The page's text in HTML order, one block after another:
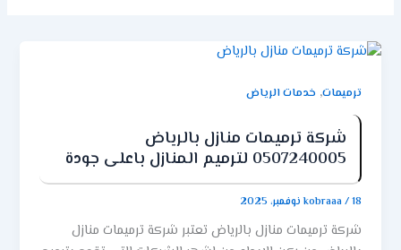
ترميمات, خدمات الرياض
شركة ترميمات منازل بالرياض
0507240005 لترميم المنازل باعلى جودة
kobraaa/18 نوفمبر، 2025
شركة ترميمات منازل بالرياض تعتبر شركة ترميمات منازل